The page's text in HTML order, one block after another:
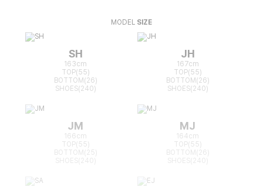
MODEL SIZE
SH
163cm
TOP(55)
BOTTOM(26)
SHOES(240)
JH
167cm
TOP(55)
BOTTOM(26)
SHOES(240)
JM
166cm
TOP(55)
BOTTOM(25)
MJ
164cm
TOP(55)
BOTTOM(26)